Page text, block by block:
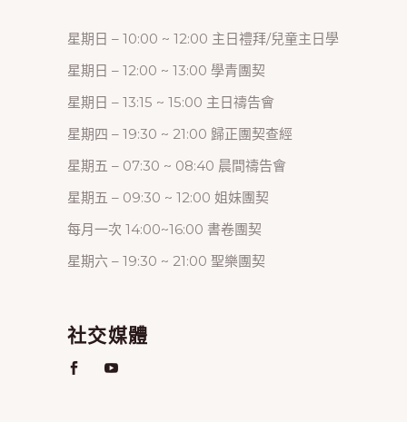
星期日 – 10:00 ~ 12:00 主日禮拜/兒童主日學
星期日 – 12:00 ~ 13:00 學青團契
星期日 – 13:15 ~ 15:00 主日禱告會
星期四 – 19:30 ~ 21:00 歸正團契查經
星期五 – 07:30 ~ 08:40 晨間禱告會
星期五 – 09:30 ~ 12:00 姐妹團契
每月一次 14:00~16:00 書卷團契
星期六 – 19:30 ~ 21:00 聖樂團契
社交媒體